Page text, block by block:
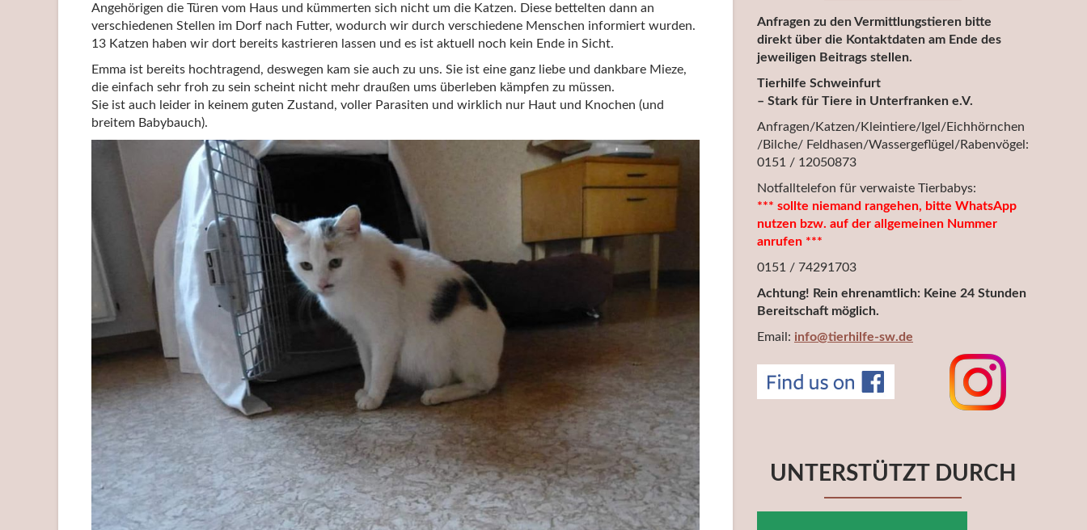
Angehörigen die Türen vom Haus und kümmerten sich nicht um die Katzen. Diese bettelten dann an
verschiedenen Stellen im Dorf nach Futter, wodurch wir durch verschiedene Menschen informiert wurden.
13 Katzen haben wir dort bereits kastrieren lassen und es ist aktuell noch kein Ende in Sicht.
Emma ist bereits hochtragend, deswegen kam sie auch zu uns. Sie ist eine ganz liebe und dankbare Mieze,
die einfach sehr froh zu sein scheint nicht mehr draußen ums überleben kämpfen zu müssen.
Sie ist auch leider in keinem guten Zustand, voller Parasiten und wirklich nur Haut und Knochen (und
breitem Babybauch).
Anfragen zu den Vermittlungstieren bitte
direkt über die Kontaktdaten am Ende des
jeweiligen Beitrags stellen.
Tierhilfe Schweinfurt
– Stark für Tiere in Unterfranken e.V.
Anfragen/Katzen/Kleintiere/Igel/Eichhörnchen
/Bilche/ Feldhasen/Wassergeflügel/Rabenvögel:
0151 / 12050873
Notfalltelefon für verwaiste Tierbabys:
*** sollte niemand rangehen, bitte WhatsApp
nutzen bzw. auf der allgemeinen Nummer
anrufen ***
0151 / 74291703
Achtung! Rein ehrenamtlich: Keine 24 Stunden
Bereitschaft möglich.
Email: info@tierhilfe-sw.de
UNTERSTÜTZT DURCH